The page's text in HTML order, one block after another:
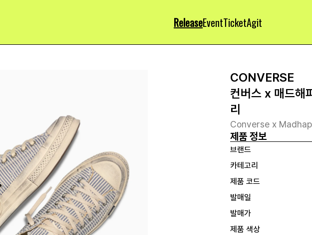
ReleaseEventTicketAgit
CONVERSE
컨버스 x 매드해
리
Converse x
제품 정보
브랜드
카테고리
제품 코드
발매일
발매가
제품 색상